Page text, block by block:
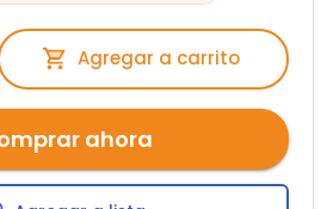
Agregar a carrito
ahora